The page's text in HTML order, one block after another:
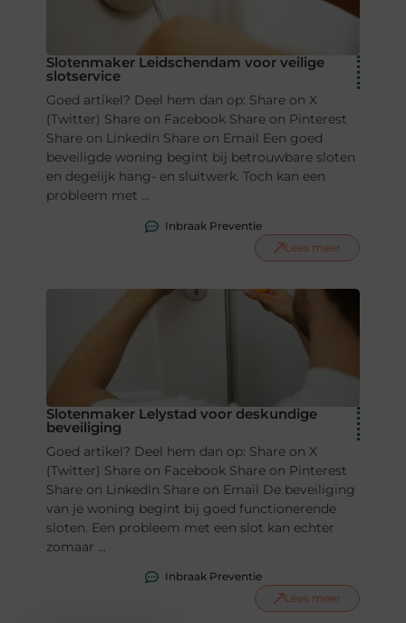
Slotenmaker Leidschendam voor veilige
slotservice
Goed artikel? Deel hem dan op: Share on X
(Twitter) Share on Facebook Share on Pinterest
Share on LinkedIn Share on Email Een goed
beveiligde woning begint bij betrouwbare sloten
en degelijk hang- en sluitwerk. Toch kan een
probleem met ...
Inbraak Preventie
Lees meer
Slotenmaker Lelystad voor deskundige
beveiliging
Goed artikel? Deel hem dan op: Share on X
(Twitter) Share on Facebook Share on Pinterest
Share on LinkedIn Share on Email De beveiliging
van je woning begint bij goed functionerende
sloten. Een probleem met een slot kan echter
zomaar ...
Inbraak Preventie
Lees meer